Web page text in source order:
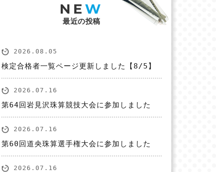
NE W
最近の投稿
2026.08.05
検定合格者一覧ページ更新しました【8/5】
2026.07.16
第64回岩見沢珠算競技大会に参加しました
2026.07.16
第60回道央珠算選手権大会に参加しました
2026.07.16